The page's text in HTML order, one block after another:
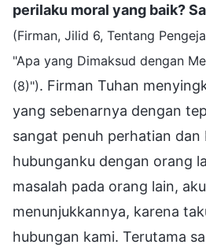
perilaku moral yang baik?
(Firman, Jilid 6, Tentang
"Apa yang Dimaksud dengan
(8)"). Firman Tuhan
yang sebenarnya dengan
sangat penuh perhatian dan
hubunganku dengan orang
masalah pada orang lain,
menunjukkannya, karena
hubungan kami. Terutama